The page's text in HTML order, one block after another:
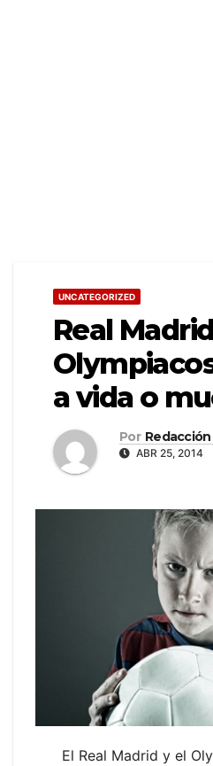
UNCATEGORIZED
Real
a vida o
Por Redacción
ABR 25, 2014
El Real Madrid y el